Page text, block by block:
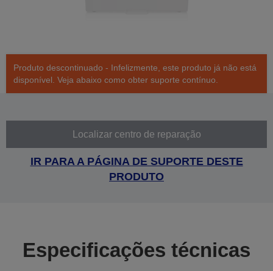
Produto descontinuado - Infelizmente, este produto já não está
disponível. Veja abaixo como obter suporte contínuo.
Localizar centro de reparação
IR PARA A PÁGINA DE SUPORTE DESTE
PRODUTO
Especificações técnicas